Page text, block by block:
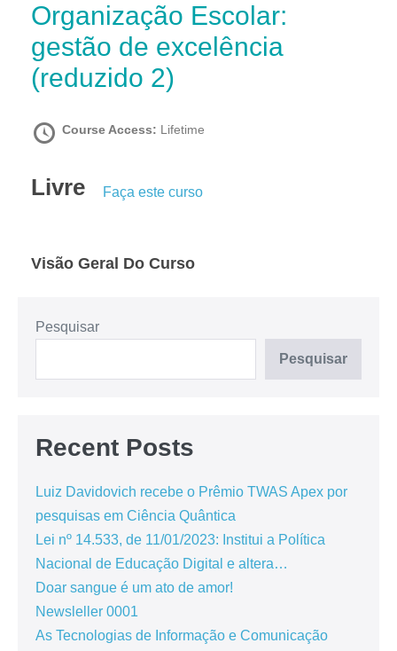
Organização Escolar:
gestão de excelência
(reduzido 2)
Course Access: Lifetime
Livre Faça este curso
Visão Geral Do Curso
Pesquisar
Pesquisar
Recent Posts
Luiz Davidovich recebe o Prêmio TWAS Apex por
pesquisas em Ciência Quântica
Lei nº 14.533, de 11/01/2023: Institui a Política
Nacional de Educação Digital e altera…
Doar sangue é um ato de amor!
Newsleller 0001
As Tecnologias de Informação e Comunicação